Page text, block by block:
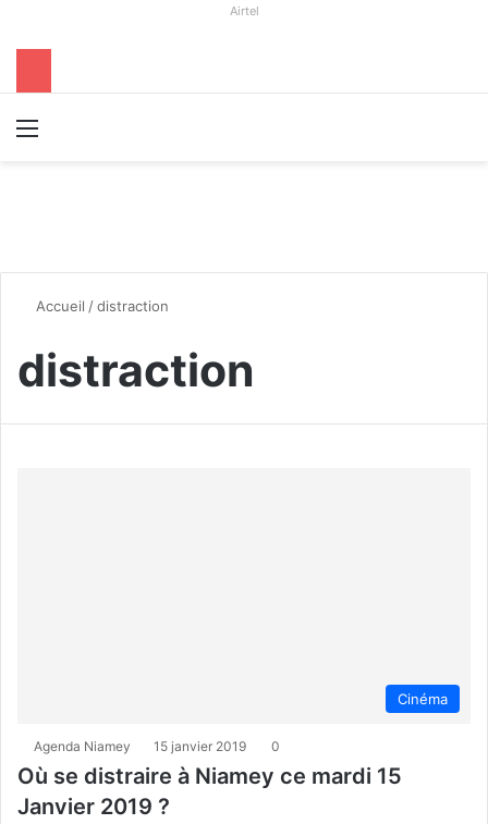
Airtel
Accueil /distraction
distraction
Cinéma
Agenda Niamey 15 janvier 2019 0
Où se distraire à Niamey ce mardi 15
Janvier 2019 ?